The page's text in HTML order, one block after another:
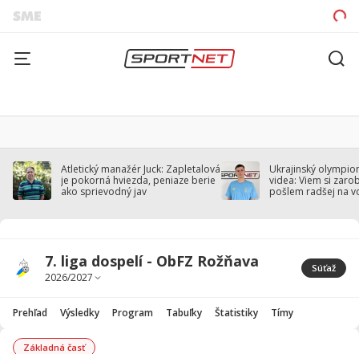
Atletický manažér Juck: Zapletalová
je pokorná hviezda, peniaze berie
ako sprievodný jav
Ukrajinský
videa: Viem si
pošlem radšej na
7. liga dospelí - ObFZ Rožňava Súťaž
Prehľad Výsledky Program Tabuľky Štatistiky Tímy
Základná časť